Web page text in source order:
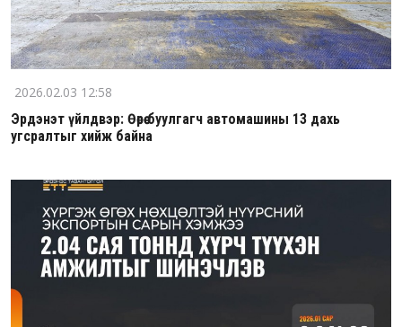
2026.02.03 12:58
Эрдэнэт үйлдвэр: Өөрөө буулгагч автомашины 13 дахь
угсралтыг хийж байна